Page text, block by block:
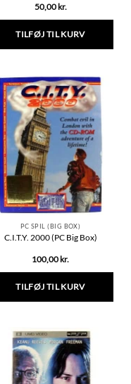
50,00 kr.
TILFØJ TIL KURV
PC SPIL (BIG BOX)
C.I.T.Y. 2000 (PC Big Box)
100,00 kr.
TILFØJ TIL KURV